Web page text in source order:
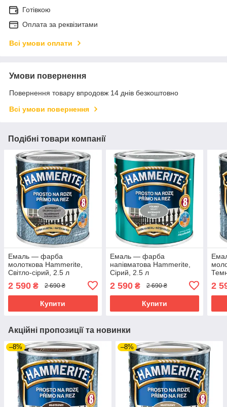
Готівкою
Оплата за реквізитами
Всі умови оплати
Умови повернення
Повернення товару впродовж 14 днів безкоштовно
Всі умови повернення
Подібні товари компанії
Емаль — фарба
молоткова Hammerite,
Світло-сірий, 2.5 л
2 590 ₴ 2 690 ₴
Купити
Емаль — фарба
напівматова Hammerite,
Сірий, 2.5 л
2 590₴ 2 690 ₴
Купити
2
Акційні пропозиції та новинки
–8% –8%